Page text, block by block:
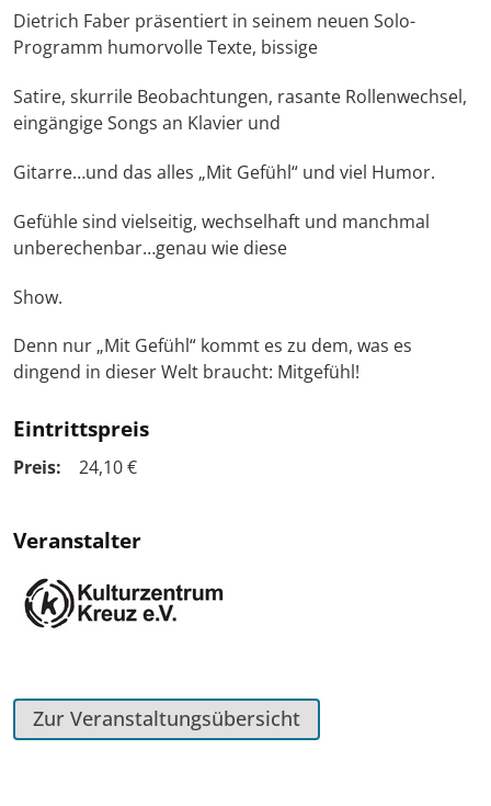
Dietrich Faber präsentiert in seinem neuen Solo-
Programm humorvolle Texte, bissige
Satire, skurrile Beobachtungen, rasante Rollenwechsel,
eingängige Songs an Klavier und
Gitarre…und das alles „Mit Gefühl“ und viel Humor.
Gefühle sind vielseitig, wechselhaft und manchmal
unberechenbar…genau wie diese
Show.
Denn nur „Mit Gefühl“ kommt es zu dem, was es
dingend in dieser Welt braucht: Mitgefühl!
Eintrittspreis
Preis: 24,10 €
Veranstalter
Zur Veranstaltungsübersicht